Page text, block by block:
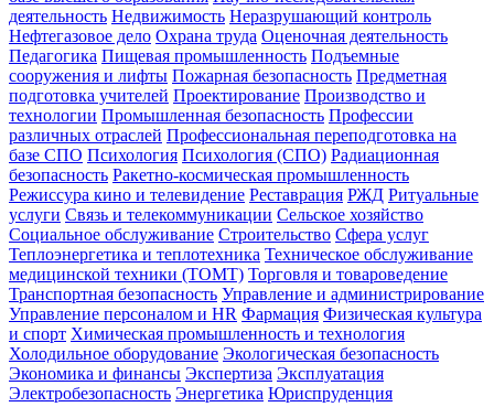
деятельность Недвижимость Неразрушающий контроль
Нефтегазовое дело Охрана труда Оценочная деятельность
Педагогика Пищевая промышленность Подъемные
сооружения и лифты Пожарная безопасность Предметная
подготовка учителей Проектирование Производство и
технологии Промышленная безопасность Профессии
различных отраслей Профессиональная переподготовка на
базе СПО Психология Психология (СПО) Радиационная
безопасность Ракетно-космическая промышленность
Режиссура кино и телевидение Реставрация РЖД Ритуальные
услуги Связь и телекоммуникации Сельское хозяйство
Социальное обслуживание Строительство Сфера услуг
Теплоэнергетика и теплотехника Техническое обслуживание
медицинской техники (ТОМТ) Торговля и товароведение
Транспортная безопасность Управление и администрирование
Управление персоналом и HR Фармация Физическая культура
и спорт Химическая промышленность и технология
Холодильное оборудование Экологическая безопасность
Экономика и финансы Экспертиза Эксплуатация
Электробезопасность Энергетика Юриспруденция